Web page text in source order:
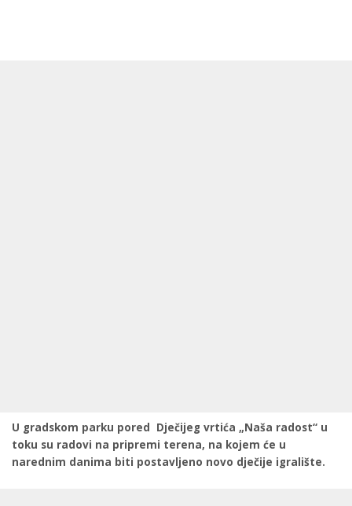
U gradskom parku pored Dječijeg vrtića „Naša radost“ u
toku su radovi na pripremi terena, na kojem će u
narednim danima biti postavljeno novo dječije igralište.